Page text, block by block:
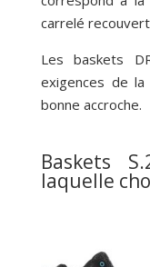
carrelé
Les baskets
exigences de
bonne accroche.
Baskets
laquelle